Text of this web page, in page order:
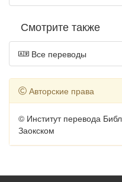
Смотрите также
Все переводы
Авторские права
© Институт перевода
Заокском